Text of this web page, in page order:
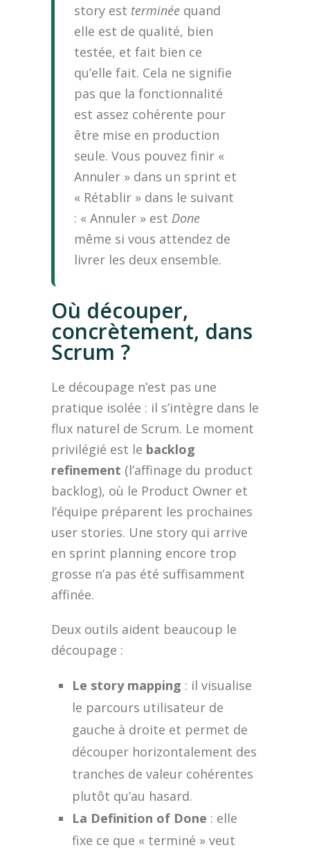
story est terminée quand
elle est de qualité, bien
testée, et fait bien ce
qu’elle fait. Cela ne signifie
pas que la fonctionnalité
est assez cohérente pour
être mise en production
seule. Vous pouvez finir «
Annuler » dans un sprint et
« Rétablir » dans le suivant
: « Annuler » est Done
même si vous attendez de
livrer les deux ensemble.
Où découper,
concrètement, dans
Scrum ?
Le découpage n’est pas une
pratique isolée : il s’intègre dans le
flux naturel de Scrum. Le moment
privilégié est le backlog
refinement (l’affinage du product
backlog), où le Product Owner et
l’équipe préparent les prochaines
user stories. Une story qui arrive
en sprint planning encore trop
grosse n’a pas été suffisamment
affinée.
Deux outils aident beaucoup le
découpage :
Le story mapping : il visualise
le parcours utilisateur de
gauche à droite et permet de
découper horizontalement des
tranches de valeur cohérentes
plutôt qu’au hasard.
La Definition of Done : elle
fixe ce que « terminé » veut